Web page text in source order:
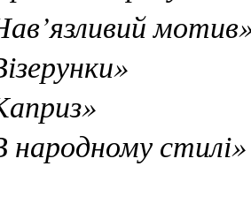
народному стилі»